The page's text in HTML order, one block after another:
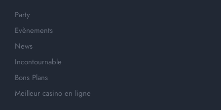
Party
Evènements
News
Incontournable
Bons Plans
Meilleur casino en ligne